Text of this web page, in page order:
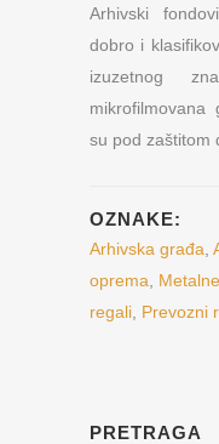
Arhivski
dobro i
izuzetnog
mikrofilmovana
su pod zaštitom
OZNAKE:
Arhivska građa
oprema
regali Prevozni
PRETRAGA